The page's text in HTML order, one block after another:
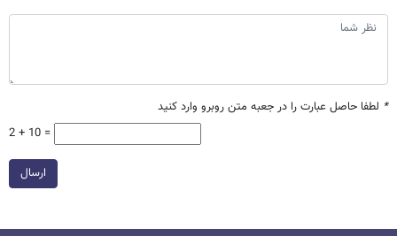
* لطفا حاصل عبارت را در جعبه متن روبرو وارد کنید
2 + 10 =
ارسال